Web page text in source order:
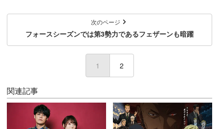
次のページ
フォースシーズンでは第3勢力であるフェザーンも暗躍
1 (current)
2
関連記事